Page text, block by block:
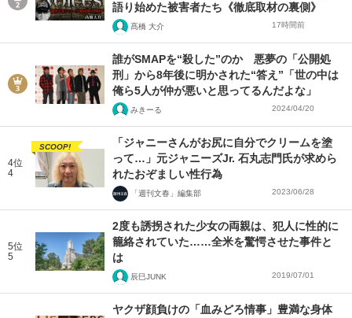
語り始めた被害者たち《徹底取材の裏側》
髙橋 大介 17時間前
誰がSMAPを“殺した”のか 悪夢の「公開処
刑」から8年後に明かされた“答え”「世の中は
俺ら5人が仲が悪いと思ってるんだよな」
みきーる 2024/04/20
4位
4
SCOOP!
「ジャニーさんがお尻に自分でクリームを塗
って…」元ジャニーズJr. 石丸志門氏が求めら
れたおぞましい性行為
「週刊文春」編集部 2023/06/28
5位
5
2度も誘拐された少女の両親は、犯人に性的に
籠絡されていた……全米を驚愕させた事件と
は
辰巳JUNK 2019/07/01
ヤクザ顔負けの「血みどろ情事」豊満な身体